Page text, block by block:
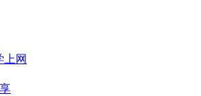
上网